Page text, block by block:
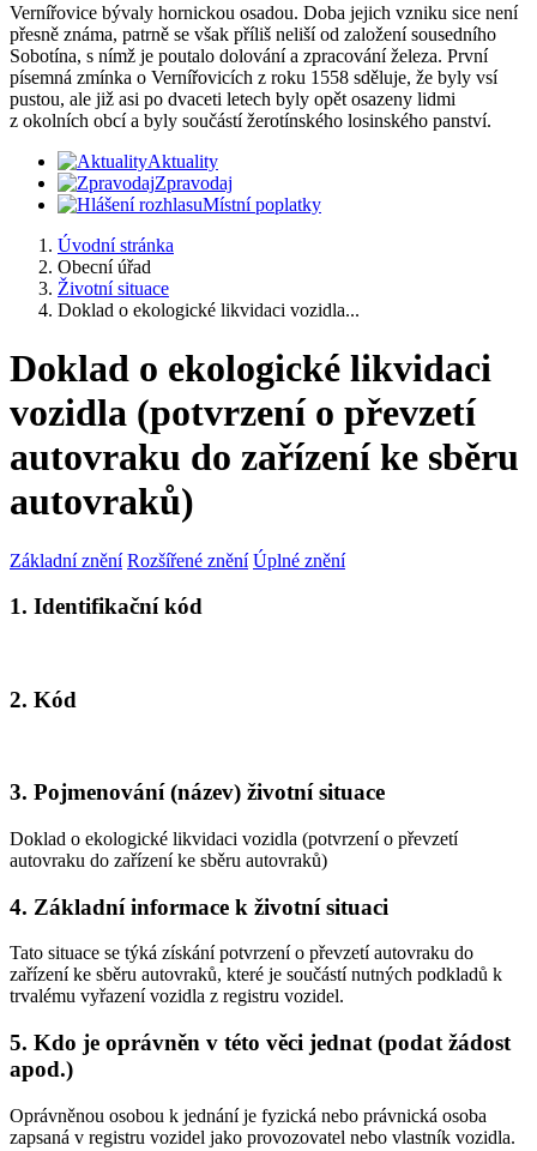
Vernířovice bývaly hornickou osadou. Doba jejich vzniku sice není
přesně známa, patrně se však příliš neliší od založení sousedního
Sobotína, s nímž je poutalo dolování a zpracování železa. První
písemná zmínka o Vernířovicích z roku 1558 sděluje, že byly vsí
pustou, ale již asi po dvaceti letech byly opět osazeny lidmi
z okolních obcí a byly součástí žerotínského losinského panství.
Aktuality
Zpravodaj
Místní poplatky
Úvodní stránka
Obecní úřad
Životní situace
Doklad o ekologické likvidaci vozidla...
Doklad o ekologické likvidaci
vozidla (potvrzení o převzetí
autovraku do zařízení ke sběru
autovraků)
Základní znění Rozšířené znění Úplné znění
1. Identifikační kód
2. Kód
3. Pojmenování (název) životní situace
Doklad o ekologické likvidaci vozidla (potvrzení o převzetí
autovraku do zařízení ke sběru autovraků)
4. Základní informace k životní situaci
Tato situace se týká získání potvrzení o převzetí autovraku do
zařízení ke sběru autovraků, které je součástí nutných podkladů k
trvalému vyřazení vozidla z registru vozidel.
5. Kdo je oprávněn v této věci jednat (podat žádost
apod.)
Oprávněnou osobou k jednání je fyzická nebo právnická osoba
zapsaná v registru vozidel jako provozovatel nebo vlastník vozidla.